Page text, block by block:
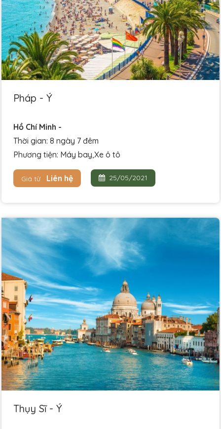
Pháp - Ý
Hồ Chí Minh -
Thời gian: 8 ngày 7 đêm
Phương tiện: Máy bay,Xe ô tô
Giá từLiên hệ 25/05/2021
Thụy Sĩ - Ý